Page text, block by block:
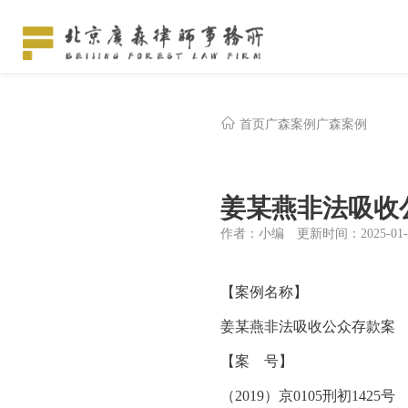
首页 广森案例 广森案例
姜某燕非法吸收
作者：小编 更新时间：2025-
【案例名称】
姜某燕非法吸收公众存款案
【案 号】
（2019）京0105刑初1425号